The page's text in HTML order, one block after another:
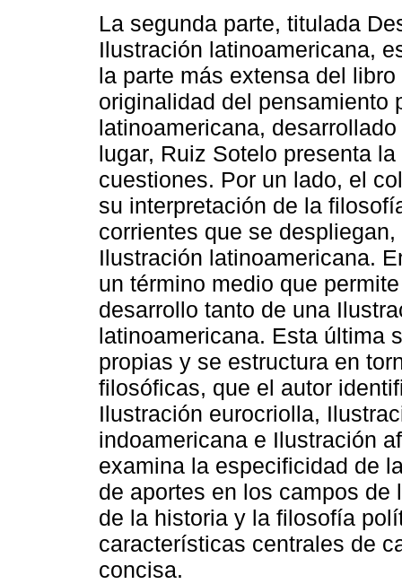
La segunda parte, titulada
Ilustración latinoamericana,
la parte más extensa del
originalidad del
latinoamericana,
lugar, Ruiz Sotelo presenta
cuestiones. Por un lado, el
su interpretación de la
corrientes que se
Ilustración latinoamericana.
un término medio que
desarrollo tanto de una
latinoamericana. Esta última
propias y se estructura en
filosóficas, que el autor
Ilustración eurocriolla,
indoamericana e Ilustración
examina la especificidad de
de aportes en los campos
de la historia y la filosofía
características centrales de
concisa.